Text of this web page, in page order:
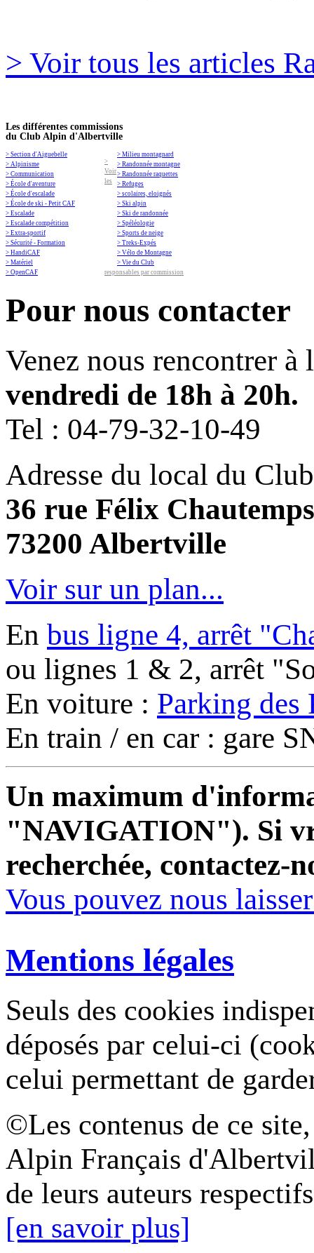
> Voir tous les articles
Les différentes commissions
du Club Alpin d'Albertville
> Section d'Aiguebelle
> Alpinisme
> Communication
> École d'aventure
> École d'escalade
> École de ski - Petit CAF
> Escalade
> Escalade compétition
> Extra-sportif
> Sécurité - Formation
> HandiCAF
> Matériel
> OpenCAF
> Milieu montagnard
> Randonnée montagne
> Randonnée raquettes
> Refuges
> scolaires, eloignés
> Ski alpin
> Ski de randonnée
> Spéléologie
> Sports de neige
> Treks-Expés
> Vélo de Montagne
> Vie du Club
>
Voir
les
responsables par commission
Pour nous contacter
Venez nous rencontrer à
vendredi de 18h à 20h.
Tel : 04-79-32-10-49
Adresse du local du
36 rue Félix Chautemps
73200 Albertville
Voir sur un plan...
En bus ligne 4, arrêt
ou lignes 1 & 2, arrêt
En voiture : Parking des
En train / en car : gare
Un maximum
"NAVIGATION"). Si
recherchée, contactez-
Vous pouvez nous
Mentions légales
Seuls des cookies
déposés par celui-ci
celui permettant de
©Les contenus de ce
Alpin Français
de leurs auteurs
[en savoir plus]